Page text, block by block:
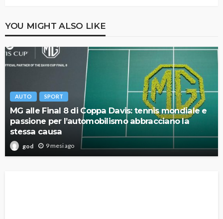
YOU MIGHT ALSO LIKE
AUTO SPORT
MG alle Final 8 di Coppa Davis: tennis mondiale e
passione per l’automobilismo abbracciano la
stessa causa
god 9 mesi ago